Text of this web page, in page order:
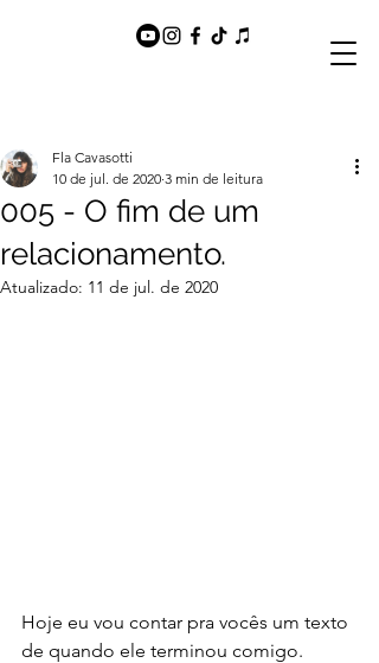
005 - O fim de um
relacionamento.
Fla Cavasotti
10 de jul. de 2020 3 min de leitura
Atualizado: 11 de jul. de 2020
Hoje eu vou contar pra vocês um texto
de quando ele terminou comigo.